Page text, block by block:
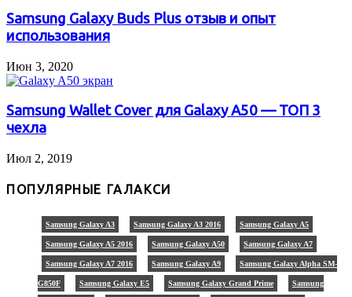
Samsung Galaxy Buds Plus отзыв и опыт
использования
Июн 3, 2020
Samsung Wallet Cover для Galaxy A50 — ТОП 3
чехла
Июл 2, 2019
ПОПУЛЯРНЫЕ ГАЛАКСИ
Samsung Galaxy A3 Samsung Galaxy A3 2016 Samsung Galaxy A5
Samsung Galaxy A5 2016 Samsung Galaxy A50 Samsung Galaxy A7
Samsung Galaxy A7 2016 Samsung Galaxy A9 Samsung Galaxy Alpha SM-
G850F Samsung Galaxy E5 Samsung Galaxy Grand Prime Samsung